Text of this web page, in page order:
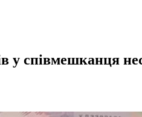
у співмешканця